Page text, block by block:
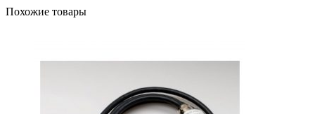
Похожие товары